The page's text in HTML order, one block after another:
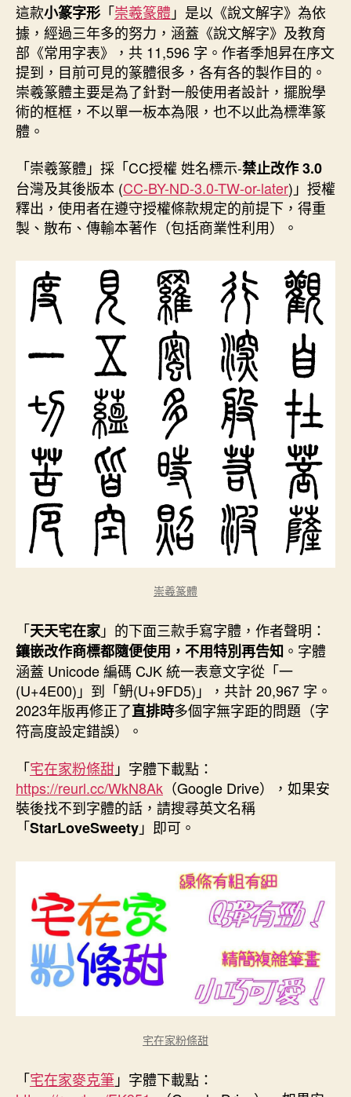
這款小篆字形 「崇羲篆體 」是以《說文解字》為依
據，經過三年多的努力，涵蓋《說文解字》及教育
部《常用字表》，共 11,596 字。作者季旭昇在序文
提到，目前可見的篆體很多，各有各的製作目的。
崇羲篆體主要是為了針對一般使用者設計，擺脫學
術的框框，不以單一板本為限，也不以此為標準篆
體。
「崇羲篆體」採「CC授權 姓名標示-禁止改作 3.0
台灣及其後版本 (CC-BY-ND-3.0-TW-or-later)」授權
釋出，使用者在遵守授權條款規定的前提下，得重
製、散布、傳輸本著作（包括商業性利用）。
崇羲篆體
「天天宅在家」的下面三款手寫字體，作者聲明：
鑲嵌改作商標都隨便使用，不用特別再告知 。字體
涵蓋 Unicode 編碼 CJK 統一表意文字從「一
(U+4E00)」到「鿕(U+9FD5)」，共計 20,967 字。
2023年版再修正了直排時多個字無字距的問題（字
符高度設定錯誤）。
「宅在家粉條甜」字體下載點：
https://reurl.cc/WkN8Ak （Google Drive），如果安
裝後找不到字體的話，請搜尋英文名稱
「StarLoveSweety」即可。
宅在家粉條甜
「宅在家麥克筆」字體下載點：